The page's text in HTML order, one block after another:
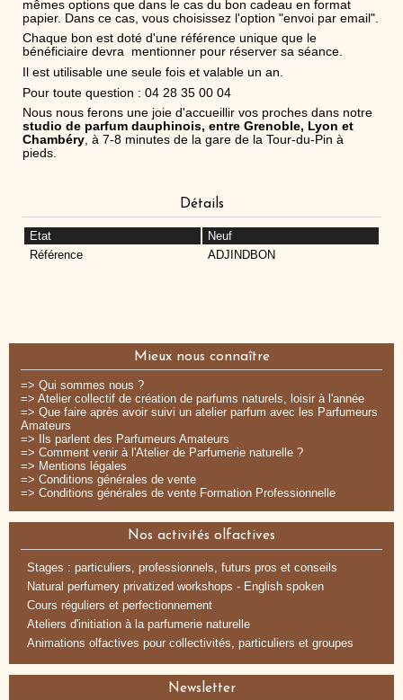
mêmes options que dans le cas du bon cadeau en format
papier. Dans ce cas, vous choisissez l'option "envoi par email".
Chaque bon est doté d'une référence unique que le
bénéficiaire devra mentionner pour réserver sa séance.
Il est utilisable une seule fois et valable un an.
Pour toute question : 04 28 35 00 04
Nous nous ferons une joie d'accueillir vos proches dans notre
studio de parfum dauphinois, entre Grenoble, Lyon et
Chambéry, à 7-8 minutes de la gare de la Tour-du-Pin à
pieds.
Détails
Etat
Neuf
Référence
ADJINDBON
Mieux nous connaître
=> Qui sommes nous ?
=> Atelier collectif de création de parfums naturels, loisir à l'année
=> Que faire après avoir suivi un atelier parfum avec les Parfumeurs
Amateurs
=> Ils parlent des Parfumeurs Amateurs
=> Comment venir à l'Atelier de Parfumerie naturelle ?
=> Mentions légales
=> Conditions générales de vente
=> Conditions générales de vente Formation Professionnelle
Nos activités olfactives
Stages : particuliers, professionnels, futurs pros et conseils
Natural perfumery privatized workshops - English spoken
Cours réguliers et perfectionnement
Ateliers d'initiation à la parfumerie naturelle
Animations olfactives pour collectivités, particuliers et groupes
Newsletter